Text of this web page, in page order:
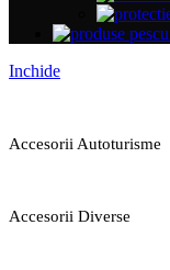
Inchide
Accesorii Autoturisme
Accesorii Diverse